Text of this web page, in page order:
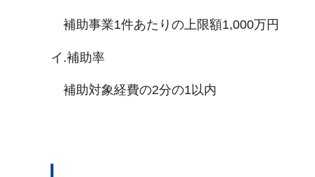
補助事業1件あたりの上限額1,000万円
イ.補助率
補助対象経費の2分の1以内